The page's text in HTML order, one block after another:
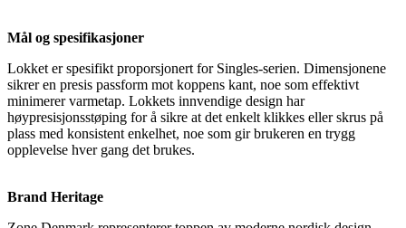
Mål og spesifikasjoner
Lokket er spesifikt proporsjonert for Singles-serien. Dimensjonene
sikrer en presis passform mot koppens kant, noe som effektivt
minimerer varmetap. Lokkets innvendige design har
høypresisjonsstøping for å sikre at det enkelt klikkes eller skrus på
plass med konsistent enkelhet, noe som gir brukeren en trygg
opplevelse hver gang det brukes.
Brand Heritage